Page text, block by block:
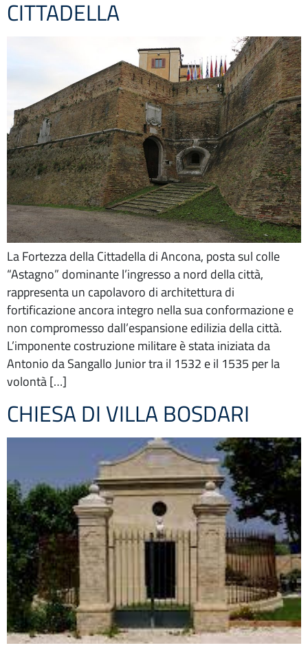
CITTADELLA
La Fortezza della Cittadella di Ancona, posta sul colle
“Astagno” dominante l’ingresso a nord della città,
rappresenta un capolavoro di architettura di
fortificazione ancora integro nella sua conformazione e
non compromesso dall’espansione edilizia della città.
L’imponente costruzione militare è stata iniziata da
Antonio da Sangallo Junior tra il 1532 e il 1535 per la
volontà […]
CHIESA DI VILLA BOSDARI